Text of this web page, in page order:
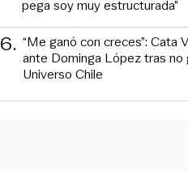
pega soy muy estructurada”
6. “Me ganó con creces”: Cata
ante Dominga López tras no
Universo Chile